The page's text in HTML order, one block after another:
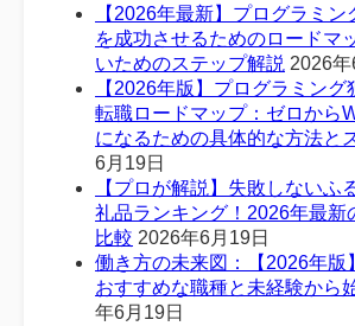
【2026年最新】プログラミ
を成功させるためのロードマ
いためのステップ解説 2026年
【2026年版】プログラミング
転職ロードマップ：ゼロから
になるための具体的な方法と
6月19日
【プロが解説】失敗しないふ
礼品ランキング！2026年最新
比較 2026年6月19日
働き方の未来図：【2026年版
おすすめな職種と未経験から
年6月19日